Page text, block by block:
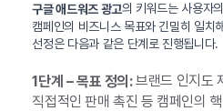
구글 애드워즈 광고의 키워드는 사용자
캠페인의 비즈니스 목표와 긴밀히 일치
선정은 다음과 같은 단계로 진행됩니다.
1단계 – 목표 정의:브랜드 인지도
직접적인 판매 촉진 등 캠페인의